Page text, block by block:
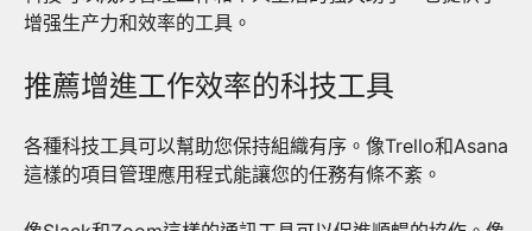
增强生产力和效率的工具。
推薦增進工作效率的科技工具
各種科技工具可以幫助您保持組織有序。像Trello和Asana
這樣的項目管理應用程式能讓您的任務有條不紊。